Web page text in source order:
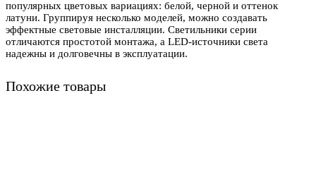
популярных цветовых вариациях: белой, черной и оттенок
латуни. Группируя несколько моделей, можно создавать
эффектные световые инсталляции. Светильники серии
отличаются простотой монтажа, а LED-источники света
надежны и долговечны в эксплуатации.
Похожие товары